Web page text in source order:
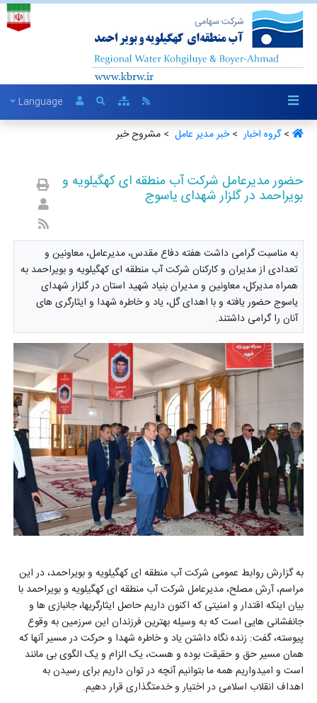
Language
>گروه اخبار ‏ >خبر مدیر عامل ‏ > مشروح خبر
حضور مدیرعامل شرکت آب منطقه ای کهگیلویه و
بویراحمد در گلزار شهدای یاسوج
به مناسبت گرامی داشت هفته دفاع مقدس، مدیرعامل، معاونین و
تعدادی از مدیران و کارکنان شرکت آب منطقه ای کهگیلویه و بویراحمد به
همراه مدیرکل، معاونین و مدیران بنیاد شهید استان در گلزار شهدای
یاسوج حضور یافته و با اهدای گل، یاد و خاطره شهدا و ایثارگری های
آنان را گرامی داشتند.
به گزارش روابط عمومی شرکت آب منطقه ای کهگیلویه و بویراحمد، در این
مراسم، آرش مصلح، مدیرعامل شرکت آب منطقه ای کهگیلویه و بویراحمد با
بیان اینکه اقتدار و امنیتی که اکنون داریم حاصل ایثارگریها، جانبازی ها و
جانفشانی هایی است که به وسیله بهترین فرزندان این سرزمین به وقوع
پیوسته، گفت: زنده نگاه داشتن یاد و خاطره شهدا و حرکت در مسیر آنها که
همان مسیر حق و حقیقت بوده و هست، یک الزام و یک الگوی بی مانند
است و امیدواریم همه ما بتوانیم آنچه در توان داریم برای رسیدن به
اهداف انقلاب اسلامی در اختیار و خدمتگذاری قرار دهیم.